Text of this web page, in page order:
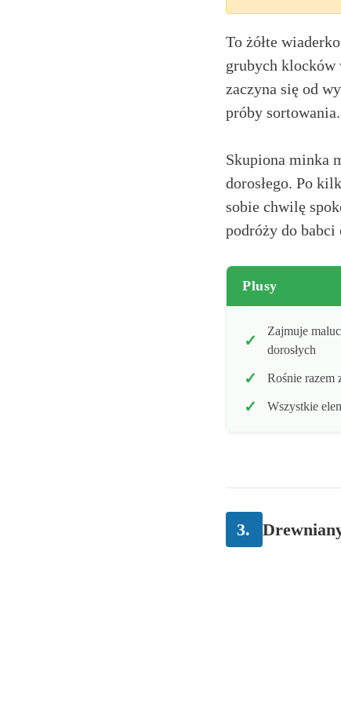
To żółte
grubych klocków
zaczyna się od
próby sortowania.
Skupiona minka
dorosłego. Po
sobie chwilę
podróży do babci
Plusy
Zajmuje
dorosłych
Rośnie razem
Wszystkie
3.